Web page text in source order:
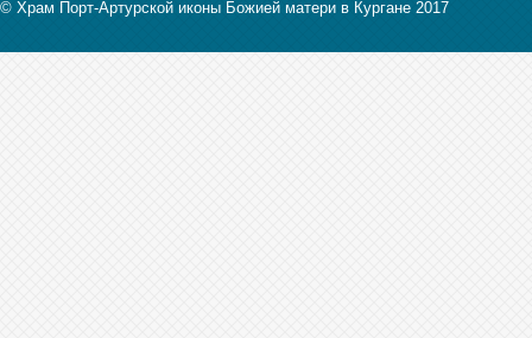
© Храм Порт-Артурской иконы Божией матери в Кургане 2017